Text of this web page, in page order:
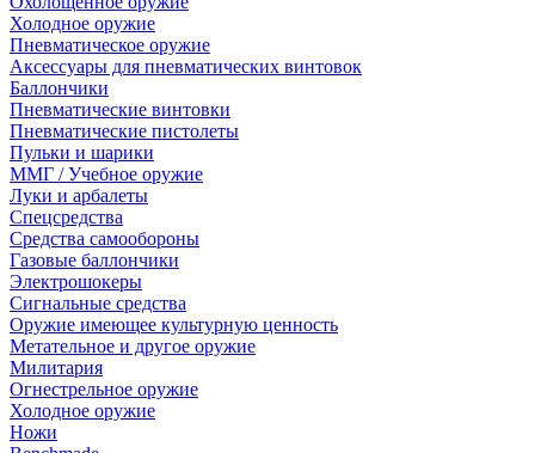
Холодное оружие
Пневматическое оружие
Аксессуары для пневматических винтовок
Баллончики
Пневматические винтовки
Пневматические пистолеты
Пульки и шарики
ММГ / Учебное оружие
Луки и арбалеты
Спецсредства
Средства самообороны
Газовые баллончики
Электрошокеры
Сигнальные средства
Оружие имеющее культурную ценность
Метательное и другое оружие
Милитария
Огнестрельное оружие
Холодное оружие
Ножи